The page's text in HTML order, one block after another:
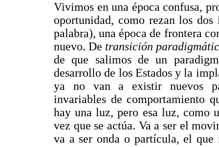
Vivimos en una época confusa,
oportunidad, como rezan los
palabra), una época de frontera
nuevo. De transición
de que salimos de un
desarrollo de los Estados y la
ya no van a existir nuevos
invariables de comportamiento
hay una luz, pero esa luz, como
vez que se actúa. Va a ser el
va a ser onda o partícula, el